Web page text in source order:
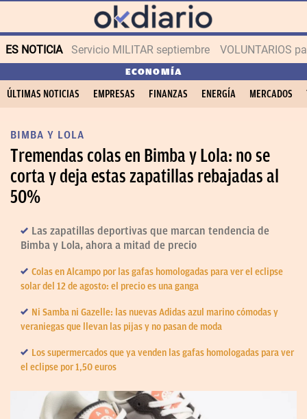
ES NOTICIA Servicio MILITAR septiembre VOLUNTARIOS
ECONOMÍA
ÚLTIMAS NOTICIAS EMPRESAS FINANZAS ENERGÍA MERCADOS
BIMBA Y LOLA
Tremendas colas en Bimba y Lola: no se
corta y deja estas zapatillas rebajadas al
50%
Las zapatillas deportivas que marcan tendencia de
Bimba y Lola, ahora a mitad de precio
Colas en Alcampo por las gafas homologadas para ver el eclipse
solar del 12 de agosto: el precio es una ganga
Ni Samba ni Gazelle: las nuevas Adidas azul marino cómodas y
veraniegas que llevan las pijas y no pasan de moda
Los supermercados que ya venden las gafas homologadas para ver
el eclipse por 1,50 euros